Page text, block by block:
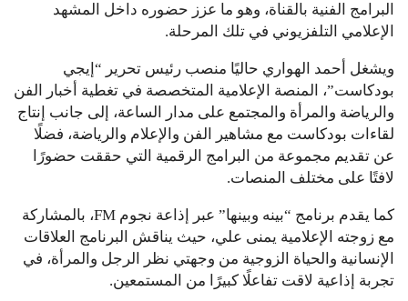
البرامج الفنية بالقناة، وهو ما عزز حضوره داخل المشهد
الإعلامي التلفزيوني في تلك المرحلة.
ويشغل أحمد الهواري حاليًا منصب رئيس تحرير “إيجي
بودكاست”، المنصة الإعلامية المتخصصة في تغطية أخبار الفن
والرياضة والمرأة والمجتمع على مدار الساعة، إلى جانب إنتاج
لقاءات بودكاست مع مشاهير الفن والإعلام والرياضة، فضلًا
عن تقديم مجموعة من البرامج الرقمية التي حققت حضورًا
لافتًا على مختلف المنصات.
كما يقدم برنامج “بينه وبينها” عبر إذاعة نجوم FM، بالمشاركة
مع زوجته الإعلامية يمنى علي، حيث يناقش البرنامج العلاقات
الإنسانية والحياة الزوجية من وجهتي نظر الرجل والمرأة، في
تجربة إذاعية لاقت تفاعلًا كبيرًا من المستمعين.